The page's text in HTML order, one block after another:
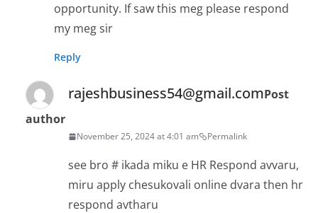
opportunity. If saw this meg please respond
my meg sir
Reply
rajeshbusiness54@gmail.comPost
author
November 25, 2024 at 4:01 am Permalink
see bro # ikada miku e HR Respond avvaru,
miru apply chesukovali online dvara then hr
respond avtharu